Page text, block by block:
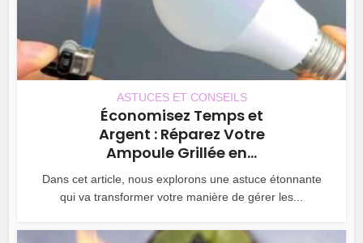
ASTUCES ET CONSEILS
Économisez Temps et
Argent : Réparez Votre
Ampoule Grillée en...
Dans cet article, nous explorons une astuce étonnante
qui va transformer votre manière de gérer les...